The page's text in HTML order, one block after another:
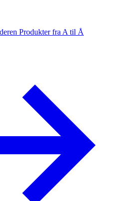
Produkter fra A til Å